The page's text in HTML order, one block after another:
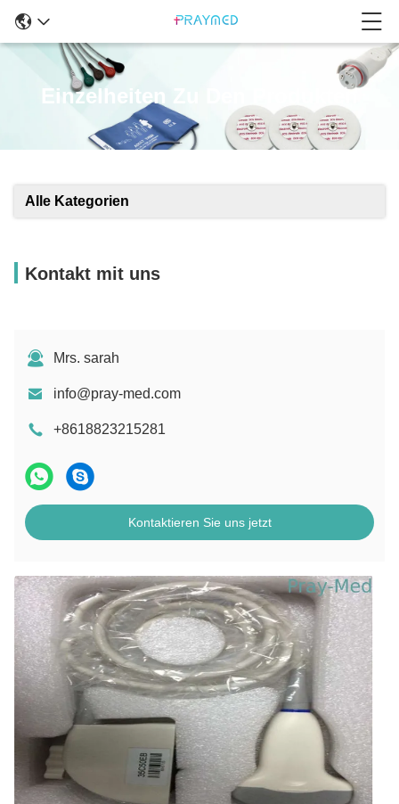
Einzelheiten Zu Den Produkten
Alle Kategorien
Kontakt mit uns
Mrs. sarah
info@pray-med.com
+8618823215281
Kontaktieren Sie uns jetzt